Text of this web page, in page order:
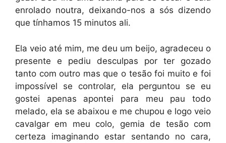
enrolado noutra, deixando-nos a sós dizendo
que tínhamos 15 minutos ali.
Ela veio até mim, me deu um beijo, agradeceu o
presente e pediu desculpas por ter gozado
tanto com outro mas que o tesão foi muito e foi
impossível se controlar, ela perguntou se eu
gostei apenas apontei para meu pau todo
melado, ela se abaixou e me chupou e logo veio
cavalgar em meu colo, gemia de tesão com
certeza imaginando estar sentando no cara,